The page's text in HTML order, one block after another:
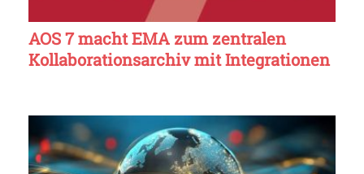
AOS 7 macht EMA zum zentralen
Kollaborationsarchiv mit Integrationen